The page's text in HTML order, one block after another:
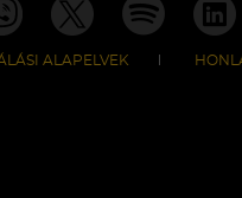
ALAPELVEK